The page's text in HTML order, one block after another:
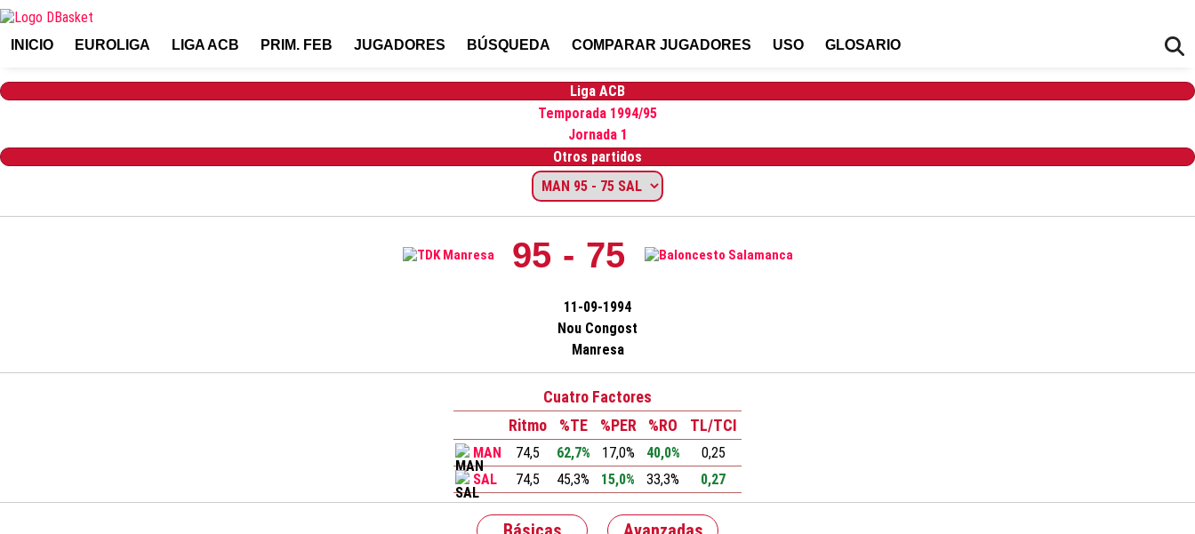
INICIO EUROLIGA LIGA ACB PRIM. FEB JUGADORES BÚSQUEDA COMPARAR JUGADORES USO GLOSARIO
Liga ACB
Temporada 1994/95
Jornada 1
Otros partidos
95 - 75
11-09-1994
Nou Congost
Manresa
Cuatro Factores
Ritmo
%TE %PER %RO TL/TCI
MAN 74,5 62,7% 17,0% 40,0%
0,25
SAL
74,5 45,3% 15,0% 33,3% 0,27